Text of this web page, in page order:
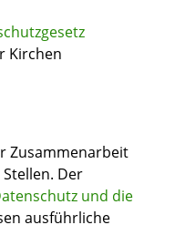
Kirchen
Zusammenarbeit
Der
und die
ausführliche